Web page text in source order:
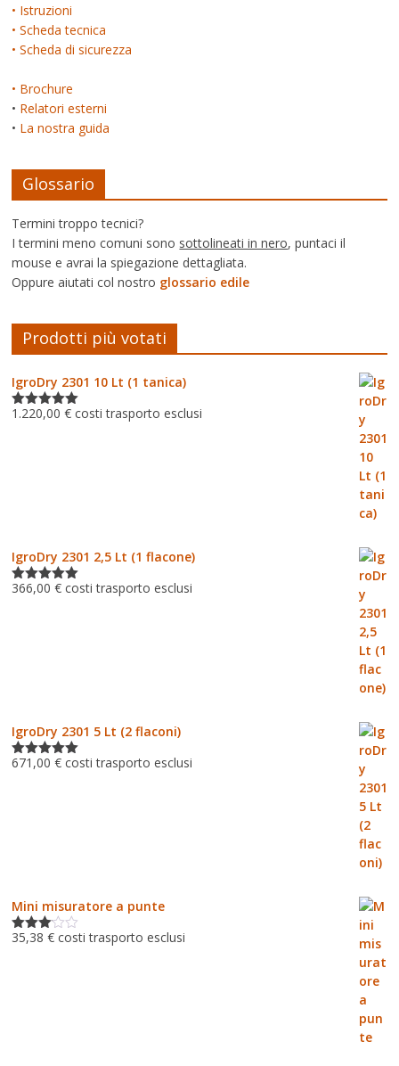
• Istruzioni
• Scheda tecnica
• Scheda di sicurezza
• Brochure
• Relatori esterni
• La nostra guida
Glossario
Termini troppo tecnici?
I termini meno comuni sono sottolineati in nero, puntaci il
mouse e avrai la spiegazione dettagliata.
Oppure aiutati col nostro glossario edile
Prodotti più votati
IgroDry 2301 10 Lt (1 tanica)
Valutato
1.220,00€ costi trasporto esclusi
IgroDry 2301 2,5 Lt (1 flacone)
Valutato
366,00€ costi trasporto esclusi
IgroDry 2301 5 Lt (2 flaconi)
Valutato
671,00€ costi trasporto esclusi
Mini misuratore a punte
Valutat
35,38€ costi trasporto esclusi